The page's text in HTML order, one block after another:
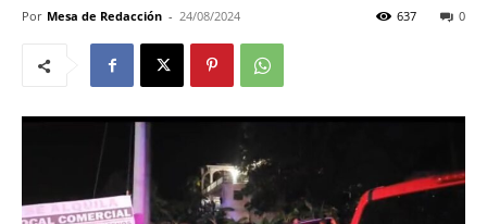
Por Mesa de Redacción - 24/08/2024 0
637